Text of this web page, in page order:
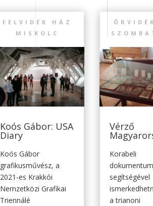
FELVIDÉK HÁZ
MISKOLC
Koós Gábor: USA
Diary
Koós Gábor
grafikusművész, a
2021-es Krakkói
Nemzetközi Grafikai
Triennálé
Vérző
Korabeli
segítségével
a trianoni